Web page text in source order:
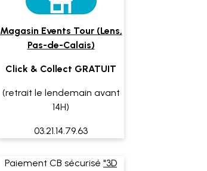
Magasin Events Tour (Lens,
Pas-de-Calais)
Click & Collect GRATUIT
(retrait le lendemain avant
14H)
03.21.14.79.63
Paiement CB sécurisé "3D